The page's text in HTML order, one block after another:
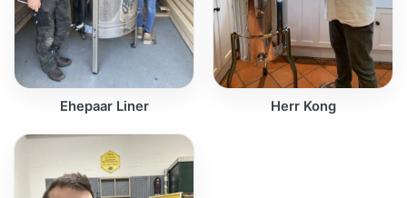
Ehepaar Liner Herr Kong